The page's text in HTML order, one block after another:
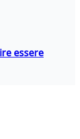
essere